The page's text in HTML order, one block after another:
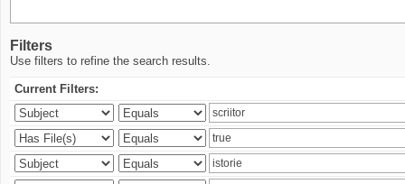
Filters
Use filters to refine the search results.
Current Filters: